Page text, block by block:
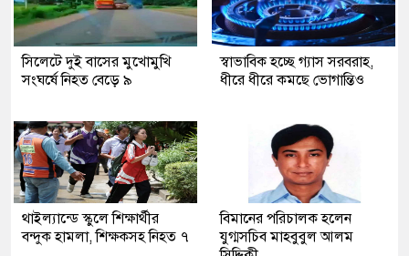
সিলেটে দুই বাসের মুখোমুখি
সংঘর্ষে নিহত বেড়ে ৯
স্বাভাবিক হচ্ছে গ্যাস সরবরাহ,
ধীরে ধীরে কমছে ভোগান্তিও
থাইল্যান্ডে স্কুলে শিক্ষার্থীর
বন্দুক হামলা, শিক্ষকসহ নিহত ৭
বিমানের পরিচালক হলেন
যুগ্মসচিব মাহবুবুল আলম